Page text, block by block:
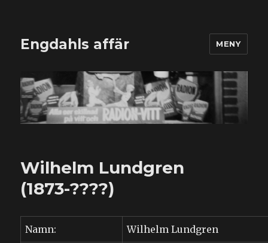
Engdahls affär MENY
Wilhelm Lundgren
(1873-????)
Namn: Wilhelm Lundgren